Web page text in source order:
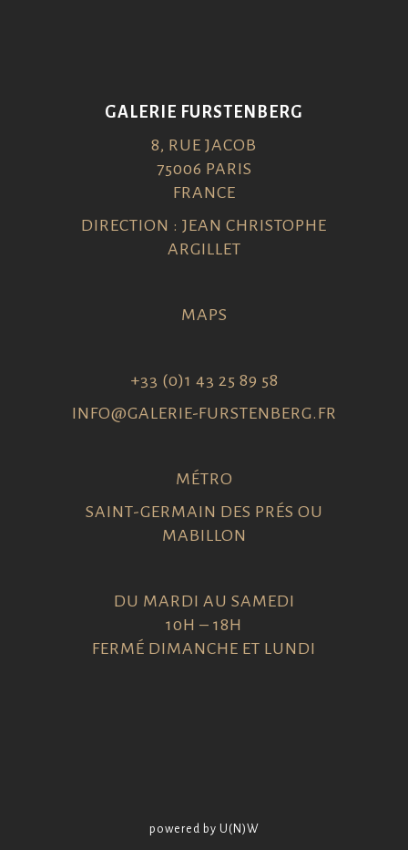
GALERIE FURSTENBERG
8, RUE JACOB
75006 PARIS
FRANCE
DIRECTION : JEAN CHRISTOPHE
ARGILLET
MAPS
+33 (0)1 43 25 89 58
INFO@GALERIE-FURSTENBERG.FR
MÉTRO
SAINT-GERMAIN DES PRÉS OU
MABILLON
DU MARDI AU SAMEDI
10H – 18H
FERMÉ DIMANCHE ET LUNDI
powered by U(N)W